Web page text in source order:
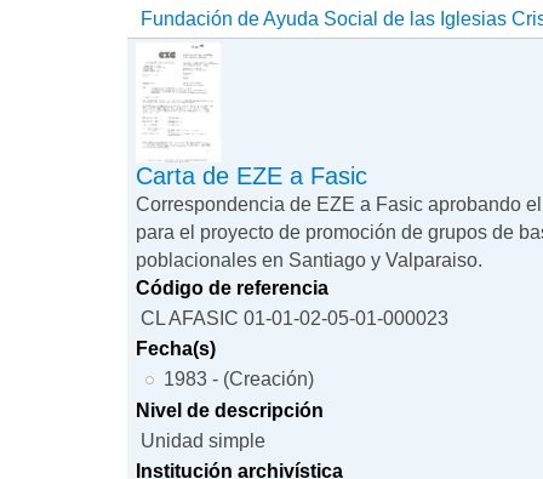
Fundación de Ayuda Social de las Iglesias
Carta de EZE a Fasic
Correspondencia de EZE a Fasic aprobando
para el proyecto de promoción de grupos de
poblacionales en Santiago y Valparaiso.
Código de referencia
CL AFASIC 01-01-02-05-01-000023
Fecha(s)
1983 - (Creación)
Nivel de descripción
Unidad simple
Institución archivística